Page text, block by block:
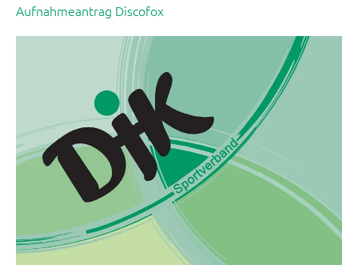
Aufnahmeantrag Discofox